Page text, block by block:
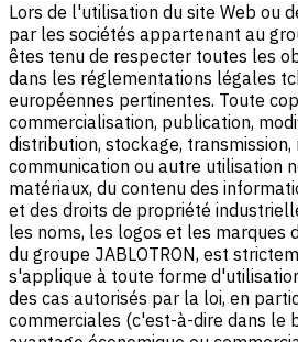
Lors de l'utilisation du site Web ou
par les sociétés appartenant au
êtes tenu de respecter toutes les
dans les réglementations légales
européennes pertinentes. Toute
commercialisation, publication,
distribution, stockage, transmission,
communication ou autre utilisation
matériaux, du contenu des
et des droits de propriété
les noms, les logos et les marques
du groupe JABLOTRON, est
s'applique à toute forme
des cas autorisés par la loi, en
commerciales (c'est-à-dire dans le